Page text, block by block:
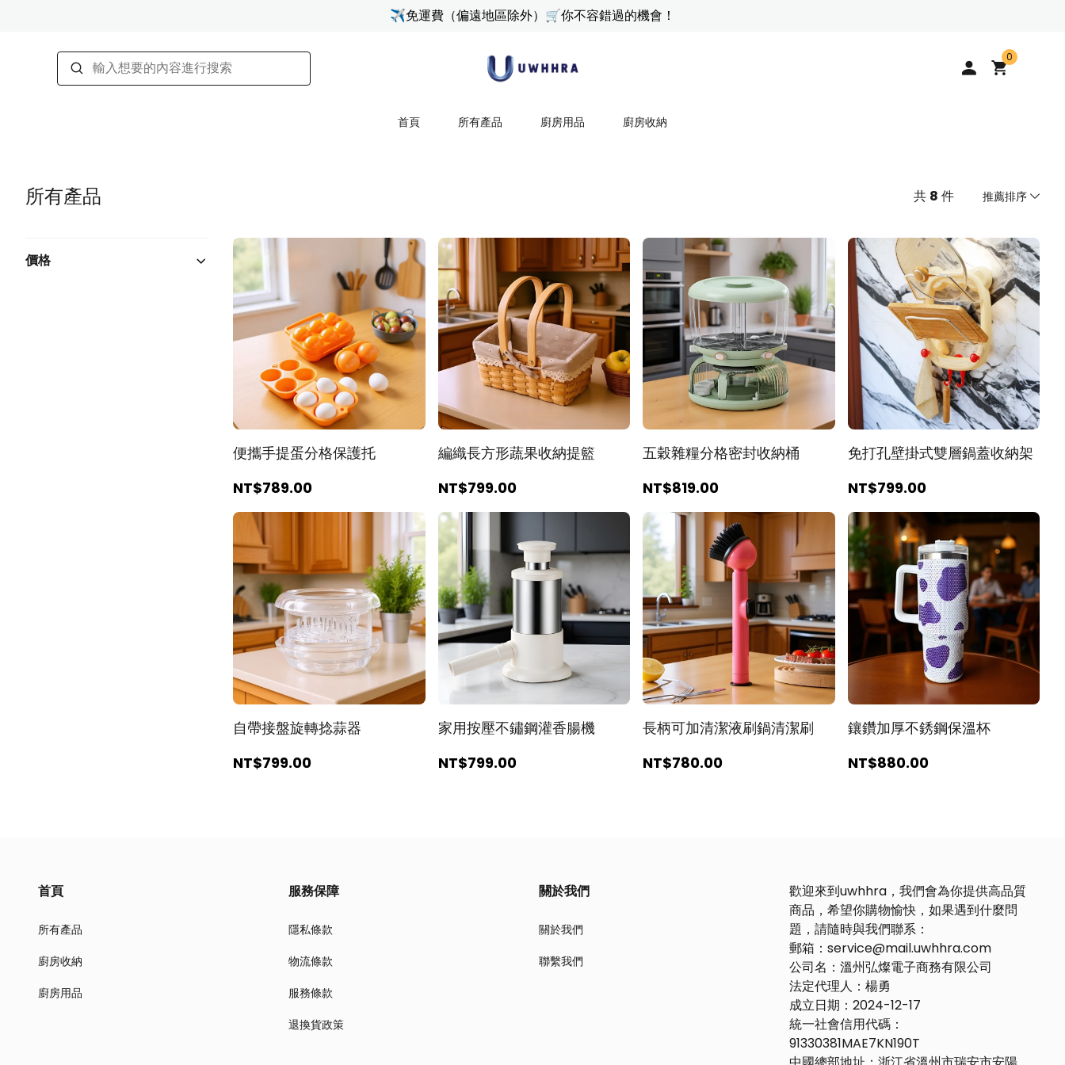
✈免運費（偏遠地區除外）🛒你不容錯過的機會！
0
首頁 所有產品 廚房用品 廚房收納
所有產品 共 8 件 推薦排序
推薦排序
按價格由低到高
按價格由高到低
由新到舊
由舊到新
價格
便攜手提蛋分格保護托
NT$789.00
編織長方形蔬果收納提籃
NT$799.00
五穀雜糧分格密封收納桶
NT$819.00
免打孔壁掛式雙層鍋蓋收納架
NT$799.00
自帶接盤旋轉捻蒜器
NT$799.00
家用按壓不鏽鋼灌香腸機
NT$799.00
長柄可加清潔液刷鍋清潔刷
NT$780.00
鑲鑽加厚不銹鋼保溫杯
NT$880.00
首頁
所有產品
廚房收納
廚房用品
服務保障
隱私條款
物流條款
服務條款
退換貨政策
關於我們
關於我們
聯繫我們
歡迎來到uwhhra，我們會為你提供高品質
商品，希望你購物愉快，如果遇到什麼問
題，請隨時與我們聯系：
郵箱：service@mail.uwhhra.com
公司名：溫州弘燦電子商務有限公司
法定代理人：楊勇
成立日期：2024-12-17
統一社會信用代碼：
91330381MAE7KN190T